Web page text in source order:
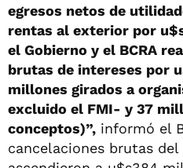
egresos netos de
rentas al exterior por
el Gobierno y el BCRA
brutas de intereses por
millones girados a
excluido el FMI- y 37
conceptos)”, informó el
cancelaciones brutas